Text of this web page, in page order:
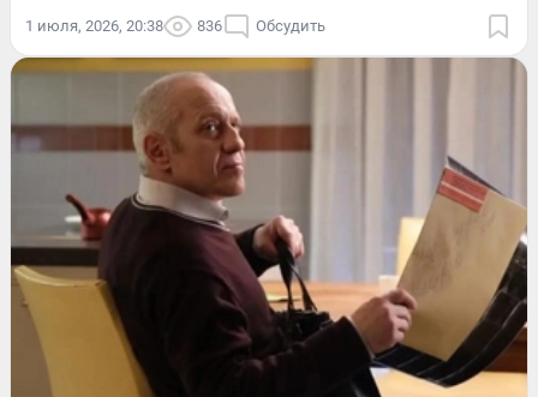
1 июля, 2026, 20:38 836 Обсудить